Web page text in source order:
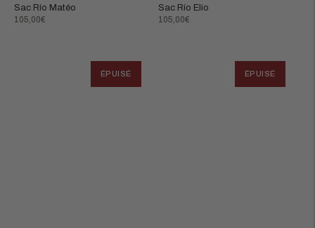
Sac Río Matéo
Prix
105,00€
Sac Río Elio
Prix
105,00€
ÉPUISÉ ÉPUISÉ